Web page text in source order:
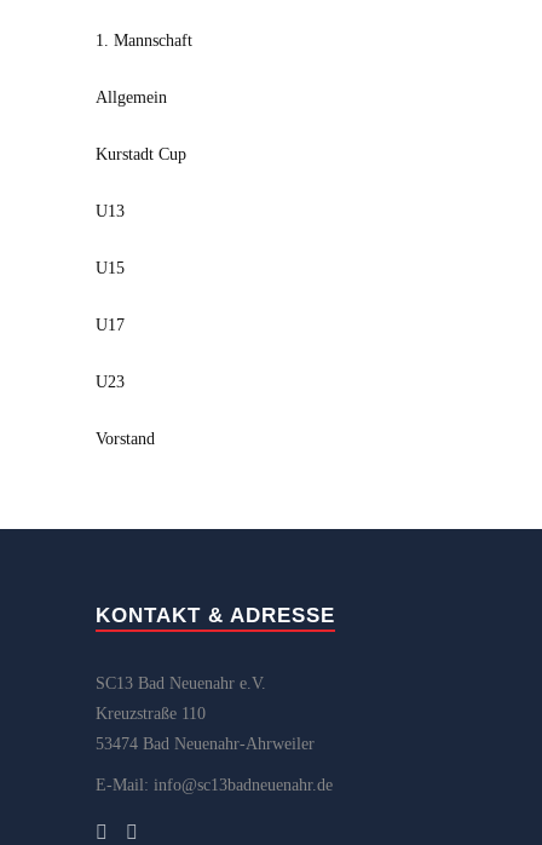
1. Mannschaft
Allgemein
Kurstadt Cup
U13
U15
U17
U23
Vorstand
KONTAKT & ADRESSE
SC13 Bad Neuenahr e.V.
Kreuzstraße 110
53474 Bad Neuenahr-Ahrweiler
E-Mail: info@sc13badneuenahr.de